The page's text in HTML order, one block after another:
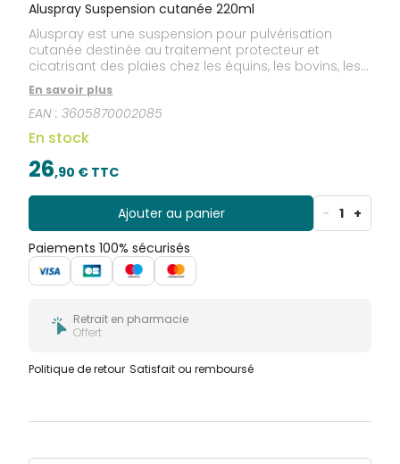
Aluspray Suspension cutanée 220ml
Aluspray est une suspension pour pulvérisation
cutanée destinée au traitement protecteur et
cicatrisant des plaies chez les équins, les bovins, les
ovins, les porcins, les chiens, les chats et les volailles.
Chez les équins, les bovins, les ovins, les porcins, les
chiens, les chats et les volailles : traitement
protecteur et cicatrisant des plaies. L' Aluspray est
particulièrement conseillé pour : - Plaies atones ou
traînantes - Ulcérations cutanées - Brûlure au
second degré - Pertes de substantce après
traumatisme ou intervention chirurgicale
En savoir plus
EAN :3605870002085
En stock
26,90 € TTC
Ajouter au panier - 1 +
Paiements 100% sécurisés
Retrait en pharmacie
Offert
Politique de retour Satisfait ou remboursé